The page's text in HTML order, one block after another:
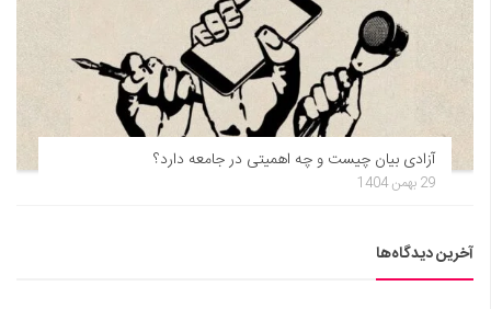
آزادی بیان چیست و چه اهمیتی در جامعه دارد؟
29 بهمن 1404
آخرین دیدگاه‌ها